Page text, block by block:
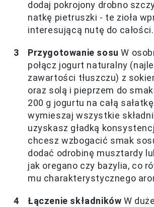
dodaj pokrojony drobno
natkę pietruszki - te zioła
interesującą nutę do całości.
Przygotowanie sosu W
połącz jogurt naturalny
zawartości tłuszczu) z
oraz solą i pieprzem do
200 g jogurtu na całą
wymieszaj wszystkie
uzyskasz gładką
chcesz wzbogacić smak
dodać odrobinę musztardy
jak oregano czy bazylia, co
mu charakterystycznego
Łączenie składników W